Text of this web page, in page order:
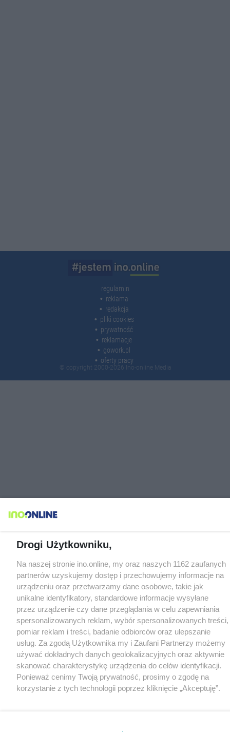
regulamin
reklama
redakcja
pliki cookies
prywatność
reklamacje
gowork.pl
oferty pracy
© copyright 2000-2026 Ino-online Media
Drogi Użytkowniku,
Na naszej stronie ino.online, my oraz naszych 1162 zaufanych
partnerów uzyskujemy dostęp i przechowujemy informacje na
urządzeniu oraz przetwarzamy dane osobowe, takie jak
unikalne identyfikatory, standardowe informacje wysyłane
przez urządzenie czy dane przeglądania w celu zapewniania
spersonalizowanych reklam, wybór spersonalizowanych treści,
pomiar reklam i treści, badanie odbiorców oraz ulepszanie
usług. Za zgodą Użytkownika my i Zaufani Partnerzy możemy
używać dokładnych danych geolokalizacyjnych oraz aktywnie
skanować charakterystykę urządzenia do celów identyfikacji.
Ponieważ cenimy Twoją prywatność, prosimy o zgodę na
korzystanie z tych technologii poprzez kliknięcie „Akceptuję”.